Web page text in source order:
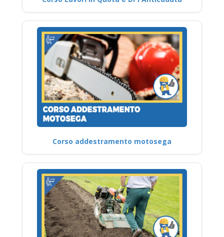
Corso addestramento motosega